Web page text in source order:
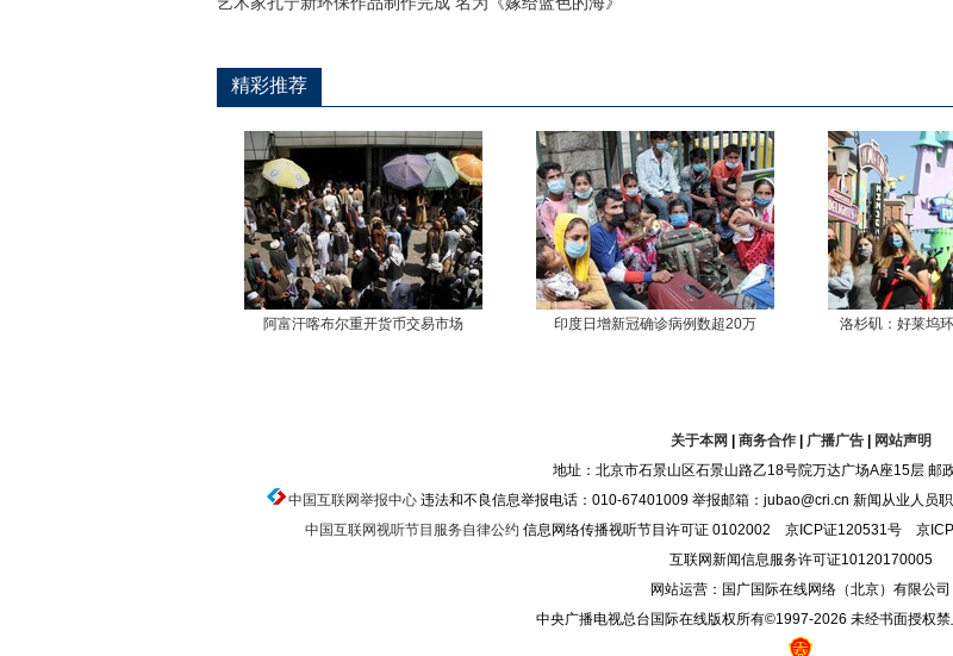
精彩推荐
阿富汗喀布尔重开货币交易市场 印度日增新冠确诊病例数超20万 洛杉矶：好莱坞
关于本网 商务合作| 广播广告|
网站声明
地址：北京市石景山区石景山路乙18号院万达广场A座15层 邮
中国互联网举报中心违法和不良信息举报电话：010-67401009 举报邮箱：jubao@cri.cn 新闻从业人员
中国互联网视听节目服务自律公约 信息网络传播视听节目许可证 0102002 京ICP证120531号 京
互联网新闻信息服务许可证10120170005
网站运营：国广国际在线网络（北京）有限公司
中央广播电视总台国际在线版权所有©1997-2026 未经书面授权